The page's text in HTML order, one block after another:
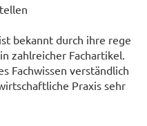
bekannt durch ihre rege
zahlreicher Fachartikel.
Fachwissen verständlich
Praxis sehr